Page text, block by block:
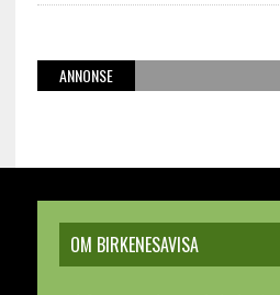
ANNONSE
OM BIRKENESAVISA